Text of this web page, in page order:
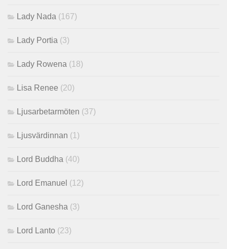
Lady Nada (167)
Lady Portia (3)
Lady Rowena (18)
Lisa Renee (20)
Ljusarbetarmöten (37)
Ljusvärdinnan (1)
Lord Buddha (40)
Lord Emanuel (12)
Lord Ganesha (3)
Lord Lanto (23)